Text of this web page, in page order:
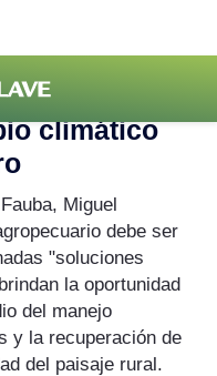
climático
Miguel
debe ser
"soluciones
la oportunidad
del manejo
y la recuperación de
del paisaje rural.